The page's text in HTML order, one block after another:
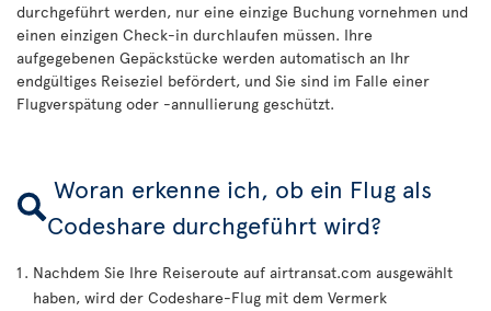
durchgeführt werden, nur eine einzige Buchung vornehmen und
einen einzigen Check-in durchlaufen müssen. Ihre
aufgegebenen Gepäckstücke werden automatisch an Ihr
endgültiges Reiseziel befördert, und Sie sind im Falle einer
Flugverspätung oder -annullierung geschützt.
Woran erkenne ich, ob ein Flug als
Codeshare durchgeführt wird?
Nachdem Sie Ihre Reiseroute auf airtransat.com ausgewählt
haben, wird der Codeshare-Flug mit dem Vermerk